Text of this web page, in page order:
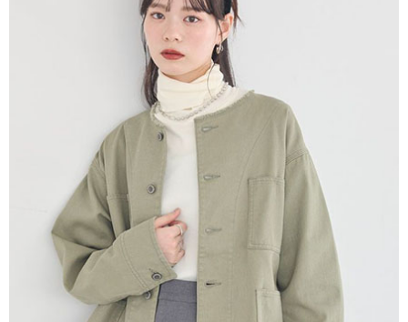
1.分期款項不併入電信帳單，「大哥付你分期」於每月結算日後寄送繳費提
2.透過簡訊連結打開帳單後，可選擇「超商條碼／台灣大直營門市／銀行轉
帳／街口支付／iPASS MONEY」等通路繳費。
1.本服務係由「台灣大哥大股份有限公司」（以下簡稱本公司）所提供，讓
用戶於交易時，得透過本服務購買商品或服務，並由商店將買賣／分期付款
買賣價金債權讓與本公司後，依約使用本公司帳單繳交帳款。
2.基於同意付款使用「大哥付你分期」之契約關係目的，商店將以您的個人
資料（包含姓名、電話或地址）提供予台灣大哥大進項蒐集、處理及利用，
由本公司與您本人進行分期帳單所需資料之確認、核對及更正。
3.完整用戶服務條款，請詳閱以下連結：
https://oppay.tw/userRule
【「AFTEE先享後付」結帳流程】
１．於結帳方式選擇「AFTEE先享後付」後，將跳轉至「AFTEE先享後付」
結帳頁面，進行簡訊認證並確認金額後，即可完成結帳。
２．訂單成立數日內，您將收到繳費通知簡訊。
３．收到繳費通知簡訊後14天內，點擊此簡訊中的連結，可透過四大超商／
ATM／網路銀行／等多元方式進行付款，方視為交易完成。
※ 請注意：結帳手續完成當下不需立刻繳費，但若您需要取消訂單，請聯絡
購買商品的店家。未經商家同意取消之訂單仍視為有效，需透過AFTEE先享
後付繳納相關費用。
※ 交易是否成功請以「AFTEE先享後付 」之結帳頁面顯示為準，若有關於
是否繳費成功／繳費後需取消欲退款等相關疑問，請聯繫「AFTEE先享後付
客戶支援中心」https://netprotections.freshdesk.com/support/home
【注意事項】
１．透過由恩沛科技股份有限公司提供之「AFTEE先享後付」服務完成之交
易，需依本服務之必要範圍內提供個人資料，並將交易相關給付款項請求債
權轉讓予恩沛科技股份有限公司。
２．關於個人資料處理事宜，請瀏覽以下網址：
https://aftee.tw/terms/#terms3
每筆NT$60，滿NT$388(含以上)免運費
每筆NT$60，滿NT$388(含以上)免運費
每筆NT$60，滿NT$888(含以上)免運費
萊爾富純取貨
每筆NT$60，滿NT$888(含以上)免運費
7-11取貨付款
每筆NT$60，滿NT$888(含以上)免運費
7-11純取貨
每筆NT$60，滿NT$888(含以上)免運費